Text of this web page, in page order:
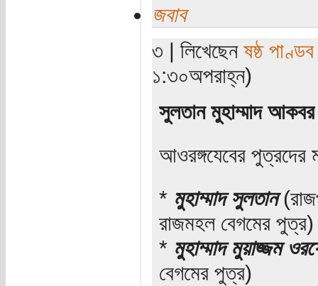
জবাব
৩ | লিখেছেন ষষ্ঠ পাণ্ডব
১:৩০অপরাহ্ন)
সুলতান মুহাম্মাদ আকবর
আওরঙ্গযেবের পুত্রদের
* মুহাম্মাদ সুলতান
রাজমহল বেগমের পুত্র)
* মুহাম্মাদ মুয়াজ্জম
বেগমের পুত্র)